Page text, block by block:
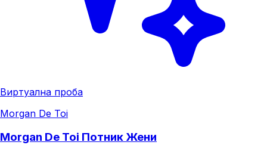
Виртуална проба
Morgan De Toi
Morgan De Toi Потник Жени